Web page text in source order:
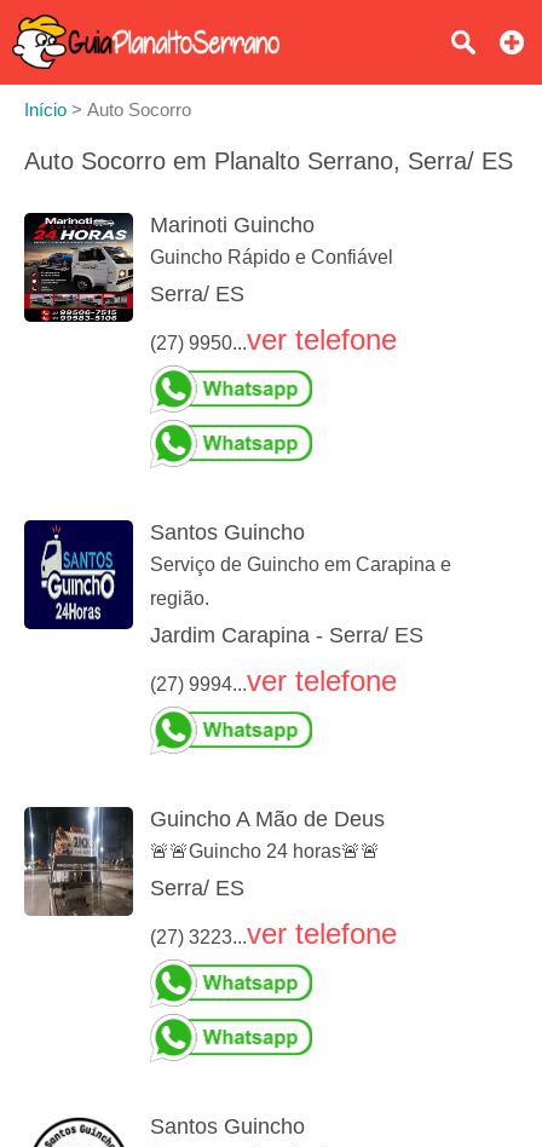
Início > Auto Socorro
Auto Socorro em Planalto Serrano, Serra/ ES
Marinoti Guincho
Guincho Rápido e Confiável
Serra/ ES
(27) 9950...ver telefone
Santos Guincho
Serviço de Guincho em Carapina e
região.
Jardim Carapina - Serra/ ES
(27) 9994...ver telefone
Guincho A Mão de Deus
🚨🚨Guincho 24 horas🚨🚨
Serra/ ES
(27) 3223...ver telefone
Santos Guincho